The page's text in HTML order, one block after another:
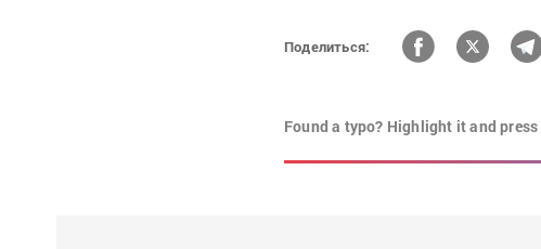
Поделиться:
Found a typo? Highlight it and press